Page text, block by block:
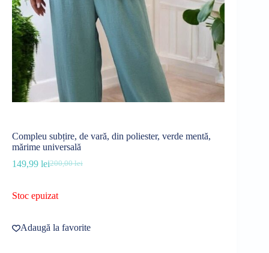
Compleu subțire, de vară, din poliester, verde mentă,
mărime universală
200,00lei
Prețul
fost:
149,99 leiPrețul
149,99 lei.
Stoc epuizat
Adaugă la favorite